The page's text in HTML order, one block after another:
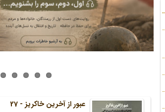
عبور از آخرین خاکریز - 27